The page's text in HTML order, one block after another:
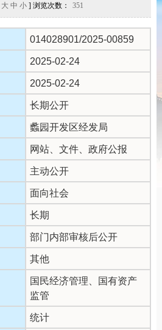
大 中 小] 浏览次数： 351
014028901/2025-00859
2025-02-24
2025-02-24
长期公开
蠡园开发区经发局
网站、文件、政府公报
主动公开
面向社会
长期
部门内部审核后公开
其他
国民经济管理、国有资产
监管
统计